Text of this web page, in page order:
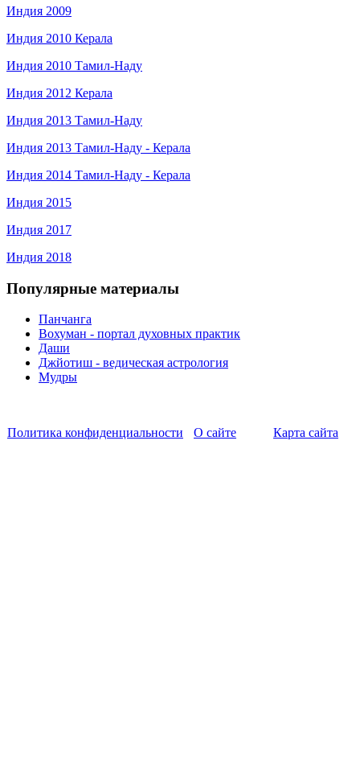
Индия 2009
Индия 2010 Керала
Индия 2010 Тамил-Наду
Индия 2012 Керала
Индия 2013 Тамил-Наду
Индия 2013 Тамил-Наду - Керала
Индия 2014 Тамил-Наду - Керала
Индия 2015
Индия 2017
Индия 2018
Популярные материалы
Панчанга
Вохуман - портал духовных практик
Даши
Джйотиш - ведическая астрология
Мудры
Политика конфиденциальности О сайте Карта сайта